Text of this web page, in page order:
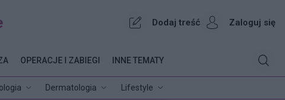
Dodaj treść Zaloguj się
Dermatologia Lifestyle
OPERACJE I ZABIEGI INNE TEMATY